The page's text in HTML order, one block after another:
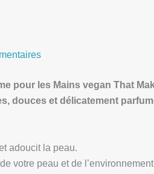
pour les Mains vegan That
douces et délicatement
adoucit la peau.
votre peau et de